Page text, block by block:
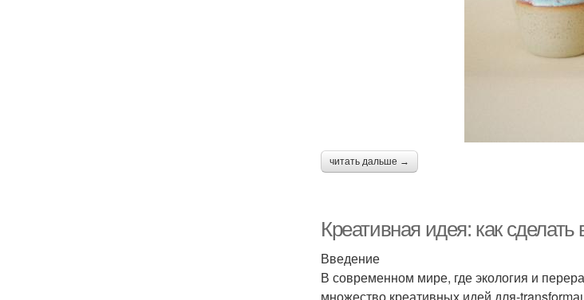
читать дальше →
Креативная идея: как
Введение
В современном мире, где экология и